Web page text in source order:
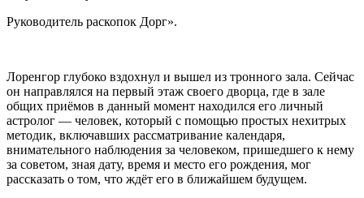
Руководитель раскопок Дорг».
Лоренгор глубоко вздохнул и вышел из тронного зала. Сейчас
он направлялся на первый этаж своего дворца, где в зале
общих приёмов в данный момент находился его личный
астролог — человек, который с помощью простых нехитрых
методик, включавших рассматривание календаря,
внимательного наблюдения за человеком, пришедшего к нему
за советом, зная дату, время и место его рождения, мог
рассказать о том, что ждёт его в ближайшем будущем.